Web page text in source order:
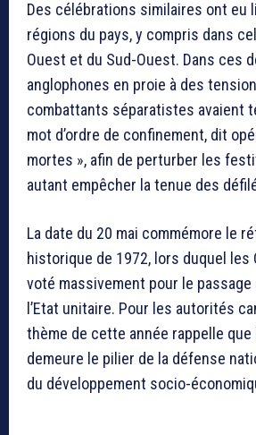
Des célébrations similaires ont eu
régions du pays, y compris dans
Ouest et du Sud-Ouest. Dans ces
anglophones en proie à des
combattants séparatistes avaient
mot d’ordre de confinement, dit
mortes », afin de perturber les
autant empêcher la tenue des
La date du 20 mai commémore le
historique de 1972, lors duquel les
voté massivement pour le passage
l’Etat unitaire. Pour les autorités
thème de cette année rappelle que
demeure le pilier de la défense
du développement socio-